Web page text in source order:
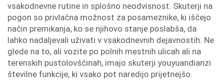
vsakodnevne rutine in splošno neodvisnost. Skuterji na
pogon so privlačna možnost za posameznike, ki iščejo
način premikanja, ko se njihovo stanje poslabša, da
lahko nadaljevali uživati v vsakodnevnih dejavnostih. Ne
glede na to, ali vozite po polnih mestnih ulicah ali na
terenskih pustolovščinah, imajo skuterji youyuandianzi
številne funkcije, ki vsako pot naredijo prijetnejšo.